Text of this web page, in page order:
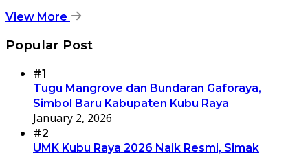
View More
Popular Post
#1
Tugu Mangrove dan Bundaran Gaforaya,
Simbol Baru Kabupaten Kubu Raya
January 2, 2026
#2
UMK Kubu Raya 2026 Naik Resmi, Simak